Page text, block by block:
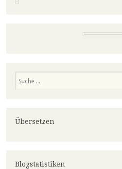
Übersetzen
Blogstatistiken